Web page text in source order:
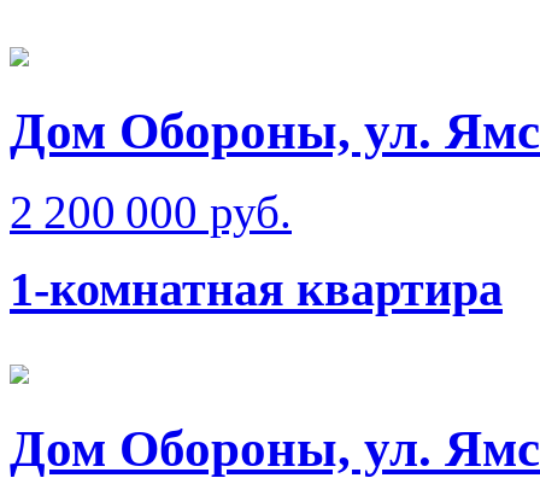
Дом Обороны, ул.
2 200 000 руб.
1-комнатная квартира
Дом Обороны, ул.